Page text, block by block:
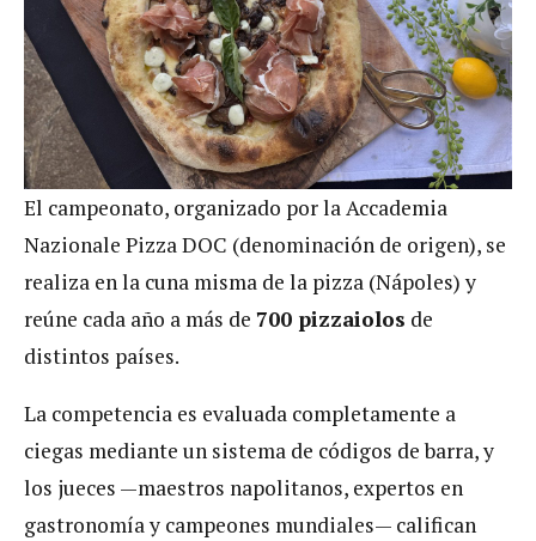
El campeonato, organizado por la Accademia
Nazionale Pizza DOC (denominación de origen), se
realiza en la cuna misma de la pizza (Nápoles) y
reúne cada año a más de 700 pizzaiolos de
distintos países.
La competencia es evaluada completamente a
ciegas mediante un sistema de códigos de barra, y
los jueces —maestros napolitanos, expertos en
gastronomía y campeones mundiales— califican